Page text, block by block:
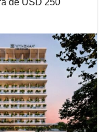
de USD 250